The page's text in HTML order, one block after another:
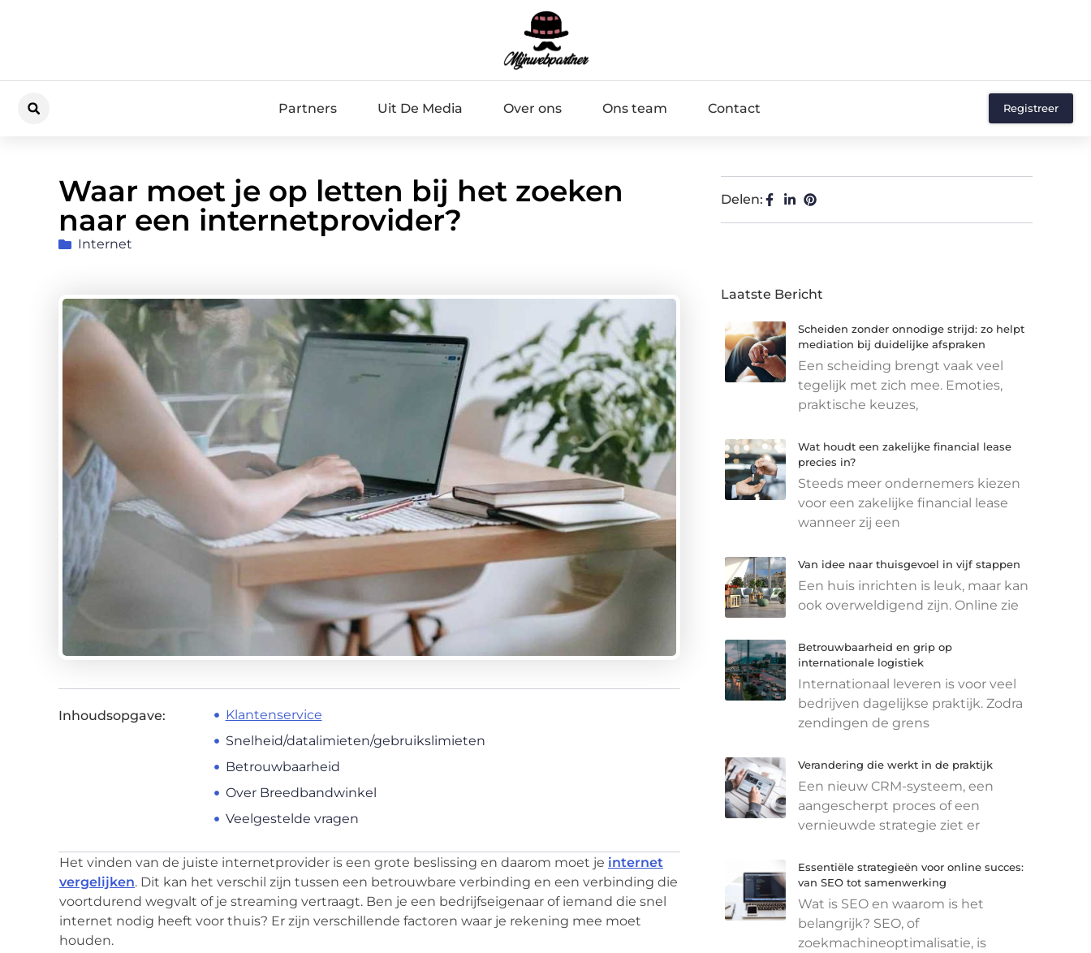
Partners Uit De Media Over ons Ons team Contact Registreer
Waar moet je op letten bij het zoeken
naar een internetprovider?
Internet
Inhoudsopgave:
Klantenservice
Snelheid/datalimieten/gebruikslimieten
Betrouwbaarheid
Over Breedbandwinkel
Veelgestelde vragen
Het vinden van de juiste internetprovider is een grote beslissing en daarom moet je internet
vergelijken. Dit kan het verschil zijn tussen een betrouwbare verbinding en een verbinding die
voortdurend wegvalt of je streaming vertraagt. Ben je een bedrijfseigenaar of iemand die snel
internet nodig heeft voor thuis? Er zijn verschillende factoren waar je rekening mee moet
houden.
Delen:
Laatste Bericht
Scheiden zonder onnodige strijd: zo helpt
mediation bij duidelijke afspraken
Een scheiding brengt vaak veel
tegelijk met zich mee. Emoties,
praktische keuzes,
Wat houdt een zakelijke financial lease
precies in?
Steeds meer ondernemers kiezen
voor een zakelijke financial lease
wanneer zij een
Van idee naar thuisgevoel in vijf stappen
Een huis inrichten is leuk, maar kan
ook overweldigend zijn. Online zie
Betrouwbaarheid en grip op
internationale logistiek
Internationaal leveren is voor veel
bedrijven dagelijkse praktijk. Zodra
zendingen de grens
Verandering die werkt in de praktijk
Een nieuw CRM-systeem, een
aangescherpt proces of een
vernieuwde strategie ziet er
Essentiële strategieën voor online succes:
van SEO tot samenwerking
Wat is SEO en waarom is het
belangrijk? SEO, of
zoekmachineoptimalisatie, is